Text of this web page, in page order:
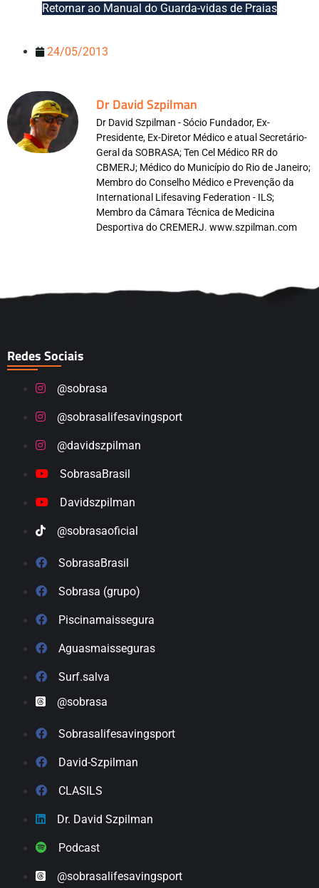
Retornar ao Manual do Guarda-vidas de Praias
24/05/2013
Dr David Szpilman
Dr David Szpilman - Sócio Fundador, Ex-
Presidente, Ex-Diretor Médico e atual Secretário-
Geral da SOBRASA; Ten Cel Médico RR do
CBMERJ; Médico do Município do Rio de Janeiro;
Membro do Conselho Médico e Prevenção da
International Lifesaving Federation - ILS;
Membro da Câmara Técnica de Medicina
Desportiva do CREMERJ. www.szpilman.com
Redes Sociais
@sobrasa
@sobrasalifesavingsport
@davidszpilman
SobrasaBrasil
Davidszpilman
@sobrasaoficial
SobrasaBrasil
Sobrasa (grupo)
Piscinamaissegura
Aguasmaisseguras
Surf.salva
@sobrasa
Sobrasalifesavingsport
David-Szpilman
CLASILS
Dr. David Szpilman
Podcast
@sobrasalifesavingsport